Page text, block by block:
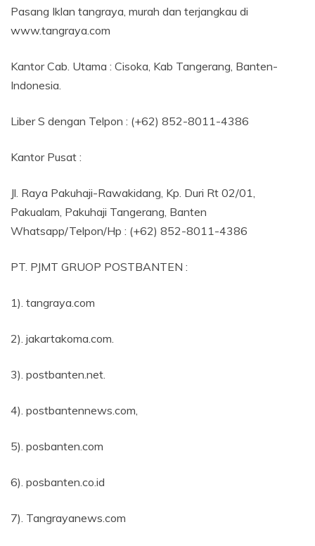
Pasang Iklan tangraya, murah dan terjangkau di
www.tangraya.com
Kantor Cab. Utama : Cisoka, Kab Tangerang, Banten-
Indonesia.
Liber S dengan Telpon : (+62) 852-8011-4386
Kantor Pusat :
Jl. Raya Pakuhaji-Rawakidang, Kp. Duri Rt 02/01,
Pakualam, Pakuhaji Tangerang, Banten
Whatsapp/Telpon/Hp : (+62) 852-8011-4386
PT. PJMT GRUOP POSTBANTEN :
1). tangraya.com
2). jakartakoma.com.
3). postbanten.net.
4). postbantennews.com,
5). posbanten.com
6). posbanten.co.id
7). Tangrayanews.com